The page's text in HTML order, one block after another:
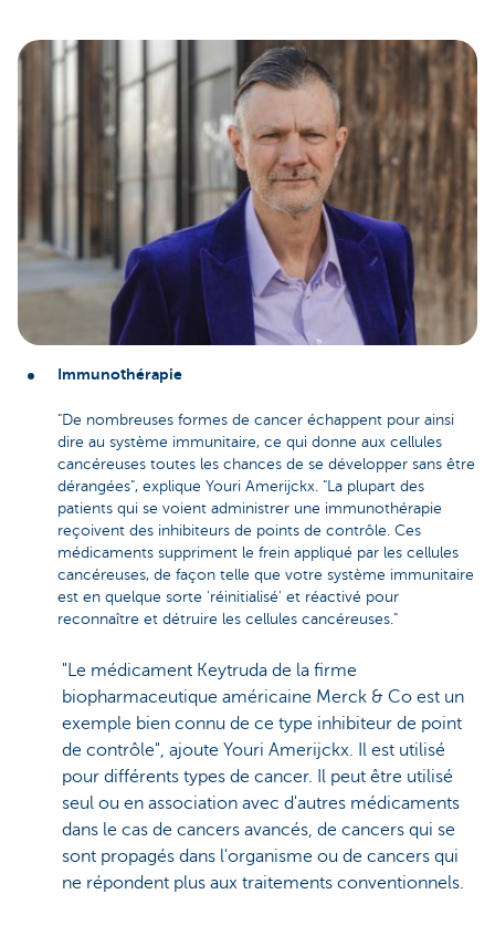
Immunothérapie
"De nombreuses formes de cancer échappent pour ainsi
dire au système immunitaire, ce qui donne aux cellules
cancéreuses toutes les chances de se développer sans être
dérangées", explique Youri Amerijckx. "La plupart des
patients qui se voient administrer une immunothérapie
reçoivent des inhibiteurs de points de contrôle. Ces
médicaments suppriment le frein appliqué par les cellules
cancéreuses, de façon telle que votre système immunitaire
est en quelque sorte 'réinitialisé' et réactivé pour
reconnaître et détruire les cellules cancéreuses."
"Le médicament Keytruda de la firme
biopharmaceutique américaine Merck & Co est un
exemple bien connu de ce type inhibiteur de point
de contrôle", ajoute Youri Amerijckx. Il est utilisé
pour différents types de cancer. Il peut être utilisé
seul ou en association avec d'autres médicaments
dans le cas de cancers avancés, de cancers qui se
sont propagés dans l'organisme ou de cancers qui
ne répondent plus aux traitements conventionnels.